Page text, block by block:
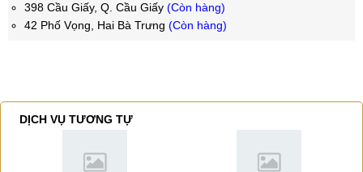
398 Cầu Giấy, Q. Cầu Giấy (Còn hàng)
42 Phố Vọng, Hai Bà Trưng (Còn hàng)
DỊCH VỤ TƯƠNG TỰ